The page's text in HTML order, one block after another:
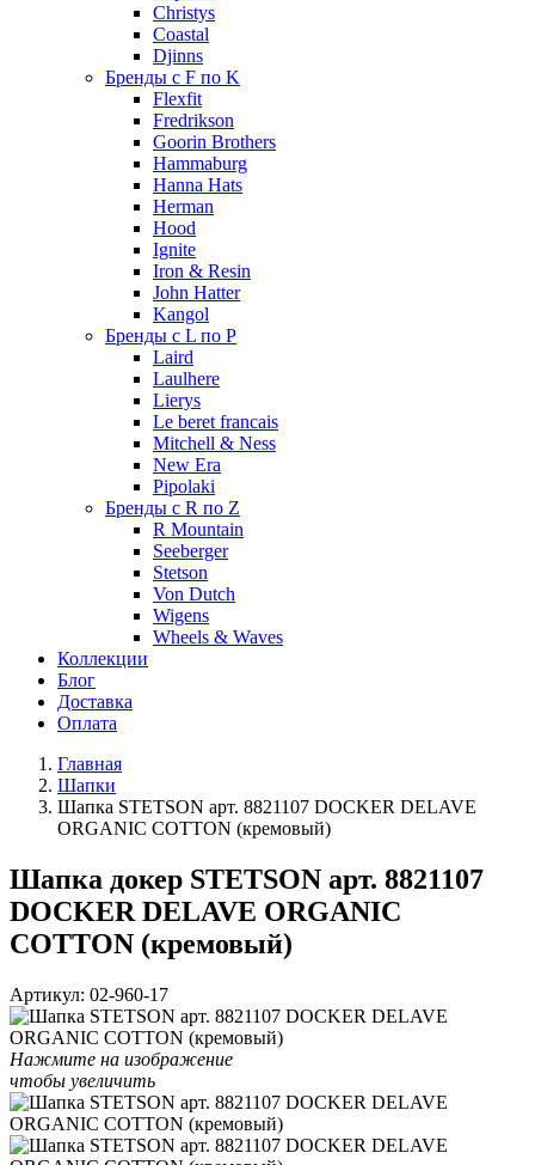
Christys
Coastal
Djinns
Бренды с F по K
Flexfit
Fredrikson
Goorin Brothers
Hammaburg
Hanna Hats
Herman
Hood
Ignite
Iron & Resin
John Hatter
Kangol
Бренды с L по P
Laird
Laulhere
Lierys
Le beret francais
Mitchell & Ness
New Era
Pipolaki
Бренды с R по Z
R Mountain
Seeberger
Stetson
Von Dutch
Wigens
Wheels & Waves
Коллекции
Блог
Доставка
Оплата
Главная
Шапки
Шапка STETSON арт. 8821107 DOCKER DELAVE
ORGANIC COTTON (кремовый)
Шапка докер STETSON арт. 8821107
DOCKER DELAVE ORGANIC
COTTON (кремовый)
Артикул: 02-960-17
Нажмите на изображение
чтобы увеличить